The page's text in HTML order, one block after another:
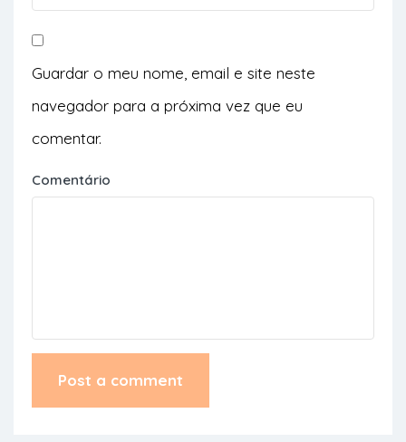
Guardar o meu nome, email e site neste
navegador para a próxima vez que eu
comentar.
Comentário